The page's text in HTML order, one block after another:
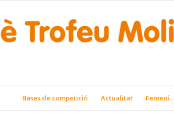
Bases de competició Actualitat Femení